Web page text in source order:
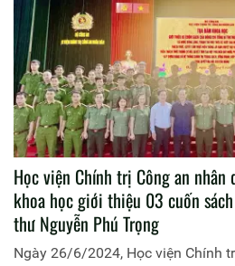
Học viện Chính trị Công an nhân
khoa học giới thiệu 03 cuốn
thư Nguyễn Phú Trọng
Ngày 26/6/2024, Học viện Chính